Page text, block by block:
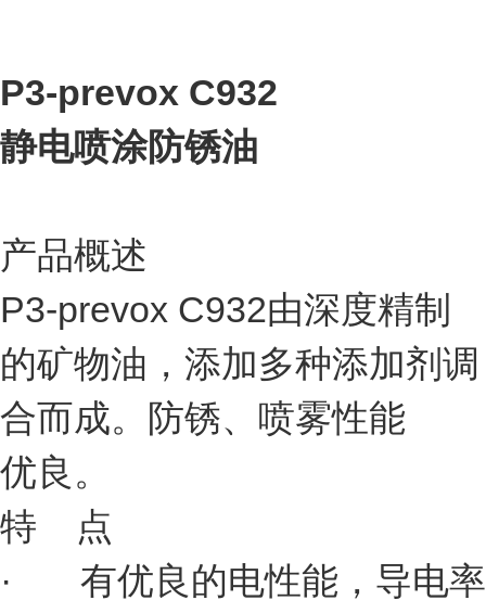
P3-prevox C932
静电喷涂防锈油
产品概述
P3-prevox C932由深度精制
的矿物油，添加多种添加剂调
合而成。防锈、喷雾性能
优良。
特 点
· 有优良的电性能，导电率